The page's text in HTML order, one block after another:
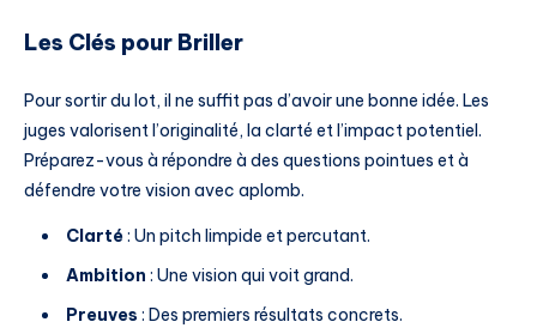
Les Clés pour Briller
Pour sortir du lot, il ne suffit pas d’avoir une bonne idée. Les
juges valorisent l’originalité, la clarté et l’impact potentiel.
Préparez-vous à répondre à des questions pointues et à
défendre votre vision avec aplomb.
Clarté: Un pitch limpide et percutant.
Ambition : Une vision qui voit grand.
Preuves : Des premiers résultats concrets.